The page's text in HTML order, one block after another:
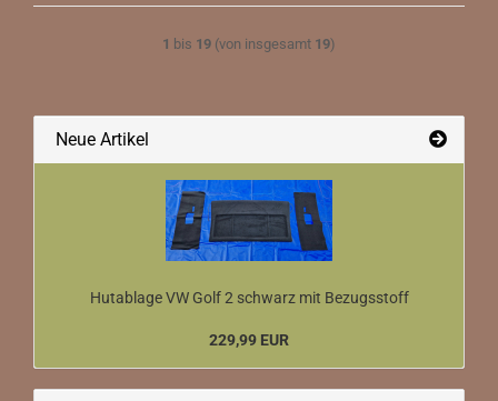
1 bis 19 (von insgesamt 19)
Neue Artikel
Hutablage VW Golf 2 schwarz mit Bezugsstoff
229,99 EUR